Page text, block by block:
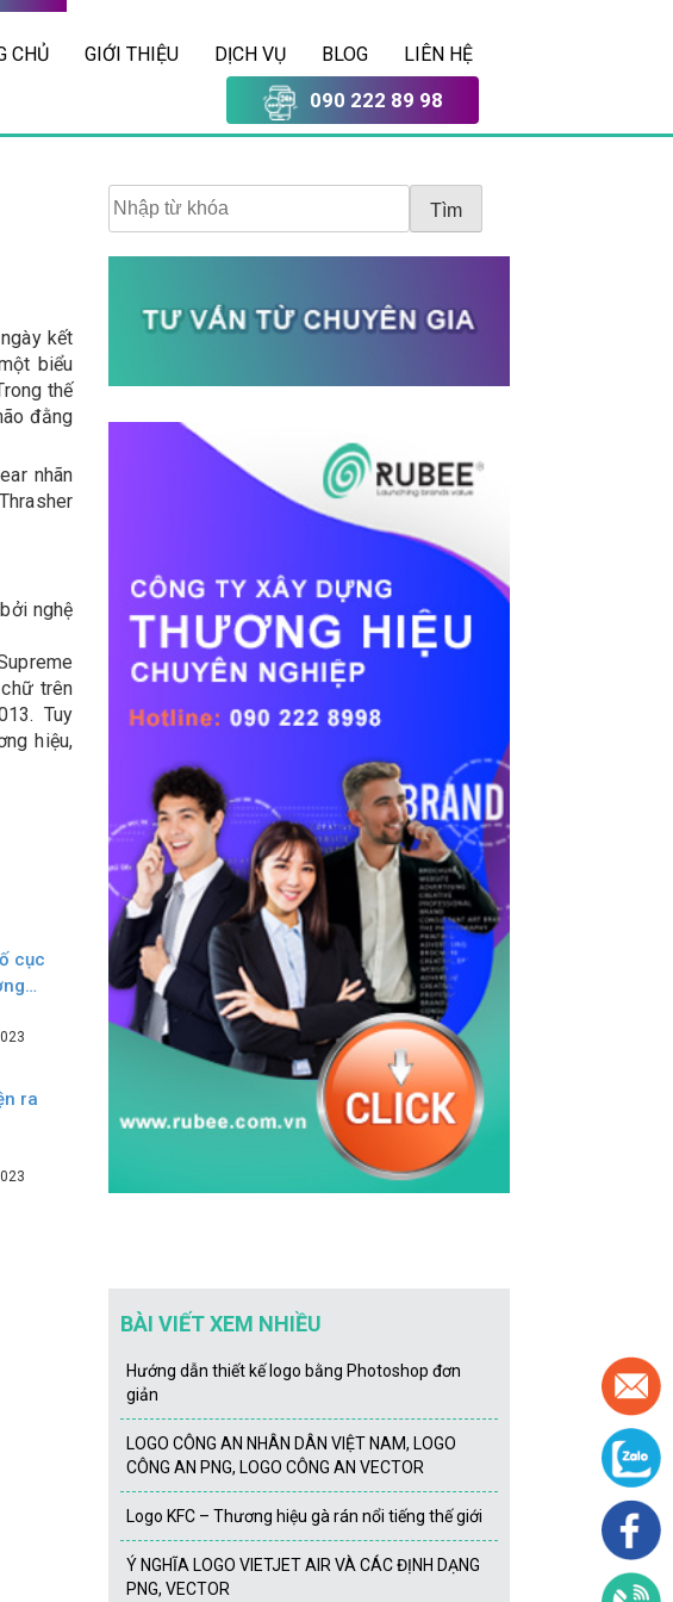
CHỦ GIỚI THIỆU DỊCH VỤ BLOG LIÊN HỆ
090 222 89 98
kết
biểu
thế
đằng
nhãn
nghệ
trên
Tuy
hiệu,
cục
ra
Tìm
BÀI VIẾT XEM NHIỀU
Hướng dẫn thiết kế logo bằng Photoshop đơn
giản
LOGO CÔNG AN NHÂN DÂN VIỆT NAM, LOGO
CÔNG AN PNG, LOGO CÔNG AN VECTOR
Logo KFC – Thương hiệu gà rán nổi tiếng thế giới
Ý NGHĨA LOGO VIETJET AIR VÀ CÁC ĐỊNH DẠNG
PNG, VECTOR